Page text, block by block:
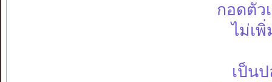
กอดตัว
ไม่เ
เป็น